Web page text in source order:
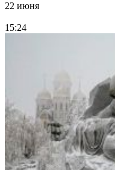
22 июня
15:24